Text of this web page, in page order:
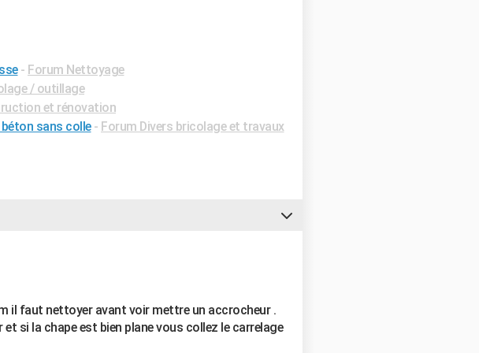
- Forum Nettoyage
/ outillage
et rénovation
sans colle - Forum Divers bricolage et travaux
il faut nettoyer avant voir mettre un accrocheur .
si la chape est bien plane vous collez le carrelage